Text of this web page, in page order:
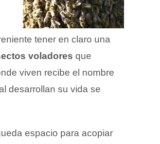
tener en claro una
voladores que
viven recibe el nombre
desarrollan su vida se
espacio para acopiar